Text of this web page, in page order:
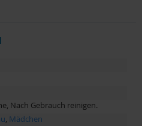
Nach Gebrauch reinigen.
, Mädchen